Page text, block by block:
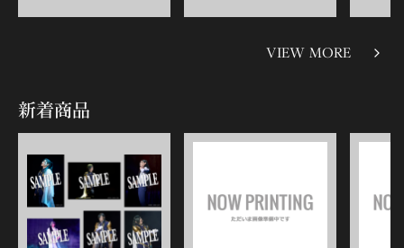
VIEW MORE
新着商品